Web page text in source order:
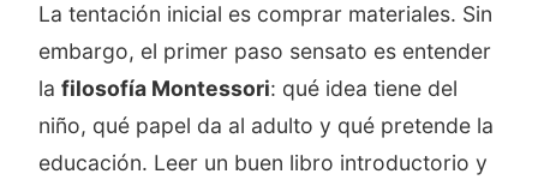
La tentación inicial es comprar materiales. Sin
embargo, el primer paso sensato es entender
la filosofía Montessori: qué idea tiene del
niño, qué papel da al adulto y qué pretende la
educación. Leer un buen libro introductorio y